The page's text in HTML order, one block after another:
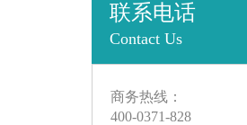
联系电话
Contact Us
商务热线：
400-0371-828